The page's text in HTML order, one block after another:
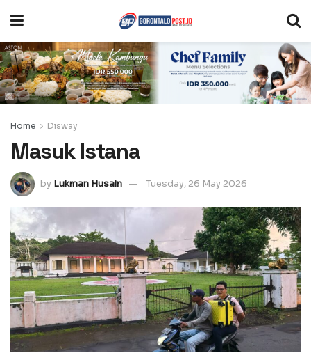
Home Disway
Masuk Istana
by Lukman Husain Tuesday, 26 May 2026